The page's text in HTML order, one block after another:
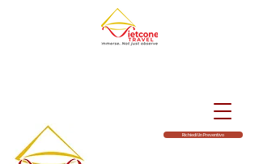
Richiedi Un Preventivo